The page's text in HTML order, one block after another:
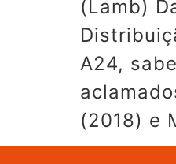
(Lamb)
A24,
(2018) e